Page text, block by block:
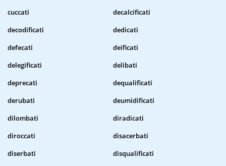
cuccati
decalcificati
decodificati
dedicati
defecati
deificati
delegificati
delibati
deprecati
dequalificati
derubati
deumidificati
dilombati
diradicati
diroccati
disacerbati
diserbati
disqualificati